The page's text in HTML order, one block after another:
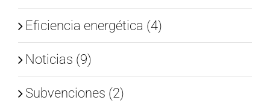
Eficiencia energética (4)
Noticias (9)
Subvenciones (2)